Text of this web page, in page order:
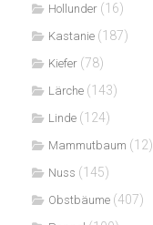
Hollunder (16)
Kastanie (187)
Kiefer (78)
Lärche (143)
Linde (124)
Mammutbaum (12)
Nuss (145)
Obstbäume (407)